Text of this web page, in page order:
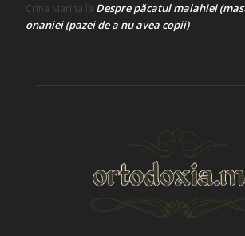
Crina Marina la Despre păcatul malahiei
onaniei (pazei de a nu avea copii)